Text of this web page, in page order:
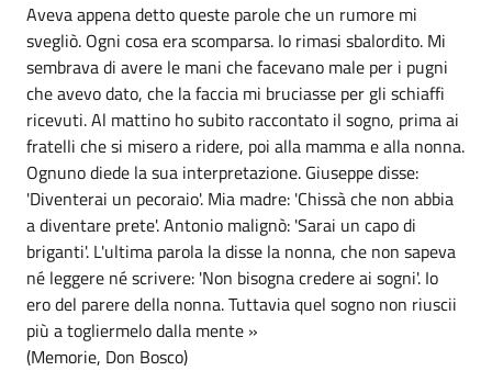
Aveva appena detto queste parole che un rumore mi
svegliò. Ogni cosa era scomparsa. Io rimasi sbalordito. Mi
sembrava di avere le mani che facevano male per i pugni
che avevo dato, che la faccia mi bruciasse per gli schiaffi
ricevuti. Al mattino ho subito raccontato il sogno, prima ai
fratelli che si misero a ridere, poi alla mamma e alla nonna.
Ognuno diede la sua interpretazione. Giuseppe disse:
'Diventerai un pecoraio'. Mia madre: 'Chissà che non abbia
a diventare prete'. Antonio malignò: 'Sarai un capo di
briganti'. L'ultima parola la disse la nonna, che non sapeva
né leggere né scrivere: 'Non bisogna credere ai sogni'. Io
ero del parere della nonna. Tuttavia quel sogno non riuscii
più a togliermelo dalla mente »
(Memorie, Don Bosco)